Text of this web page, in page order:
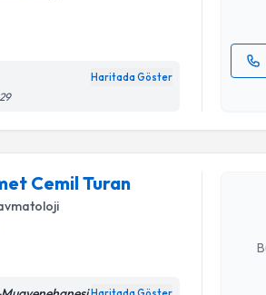
Haritada Göster
Cemil Turan
Op. Dr.
oluşturun.